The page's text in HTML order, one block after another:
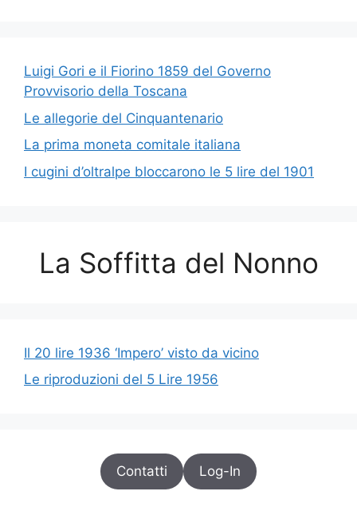
Luigi Gori e il Fiorino 1859 del Governo
Provvisorio della Toscana
Le allegorie del Cinquantenario
La prima moneta comitale italiana
I cugini d’oltralpe bloccarono le 5 lire del 1901
La Soffitta del Nonno
Il 20 lire 1936 ‘Impero’ visto da vicino
Le riproduzioni del 5 Lire 1956
Contatti Log-In